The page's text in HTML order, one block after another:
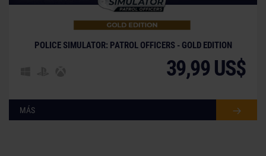
POLICE SIMULATOR: PATROL OFFICERS - GOLD EDITION
39,99 US$
MÁS